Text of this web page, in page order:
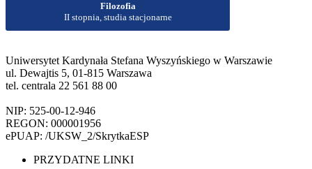
Filozofia
II stopnia, studia stacjonarne
Uniwersytet Kardynała Stefana Wyszyńskiego w Warszawie
ul. Dewajtis 5, 01-815 Warszawa
tel. centrala 22 561 88 00
NIP: 525-00-12-946
REGON: 000001956
ePUAP: /UKSW_2/SkrytkaESP
PRZYDATNE LINKI